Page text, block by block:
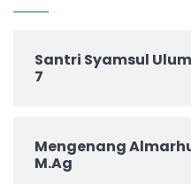
Santri Syamsul
7
Mengenang
M.Ag